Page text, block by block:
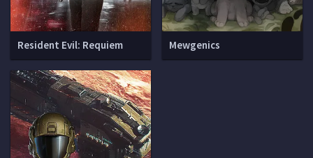
Resident Evil: Requiem Mewgenics